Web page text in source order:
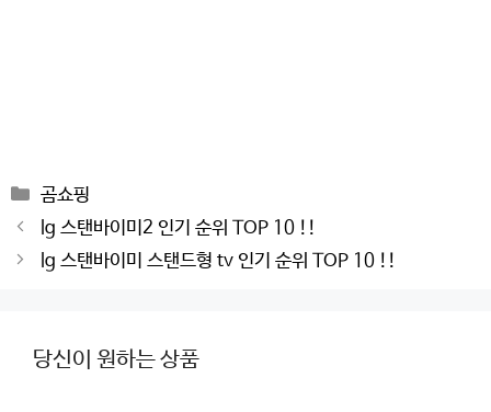
Categories
곰쇼핑
Post
navigation
lg 스탠바이미2 인기 순위 TOP 10 !!
lg 스탠바이미 스탠드형 tv 인기 순위 TOP 10 !!
당신이 원하는 상품